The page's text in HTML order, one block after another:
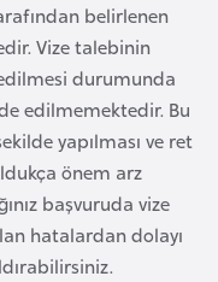
belirlenen
Vize talebinin
durumunda
edilmemektedir. Bu
yapılması ve ret
önem arz
başvuruda vize
hatalardan dolayı